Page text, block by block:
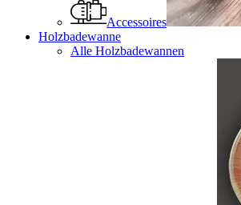
Accessoires
Holzbadewanne
Alle Holzbadewannen